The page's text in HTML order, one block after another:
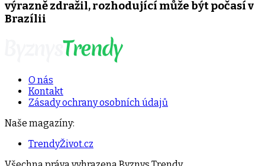
výrazně zdražil, rozhodující může být počasí v
Brazílii
O nás
Kontakt
Zásady ochrany osobních údajů
Naše magazíny:
TrendyŽivot.cz